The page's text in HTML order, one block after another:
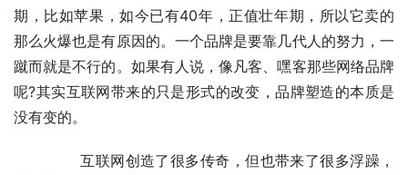
期，比如苹果，如今已有40年，正值壮年期，所以它卖的
那么火爆也是有原因的。一个品牌是要靠几代人的努力，一
蹴而就是不行的。如果有人说，像凡客、嘿客那些网络品牌
呢?其实互联网带来的只是形式的改变，品牌塑造的本质是
没有变的。